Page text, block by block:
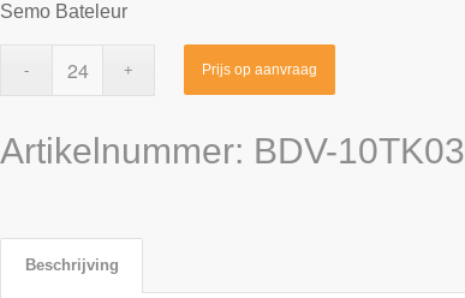
Semo Bateleur
Prijs op aanvraag
Artikelnummer: BDV-10TK03
Beschrijving